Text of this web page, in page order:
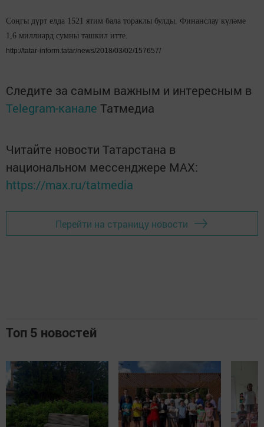
Соңгы дүрт елда 1521 ятим бала тораклы булды. Финанслау күләме
1,6 миллиард сумны тәшкил итте.
http://tatar-inform.tatar/news/2018/03/02/157657/
Следите за самым важным и интересным в
Telegram-канале Татмедиа
Читайте новости Татарстана в
национальном мессенджере MАХ:
https://max.ru/tatmedia
Перейти на страницу новости
Топ 5 новостей